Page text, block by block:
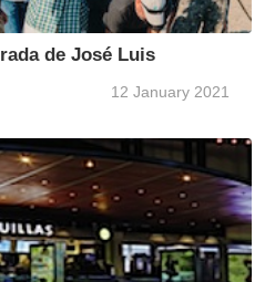
de José Luis
12 January 2021